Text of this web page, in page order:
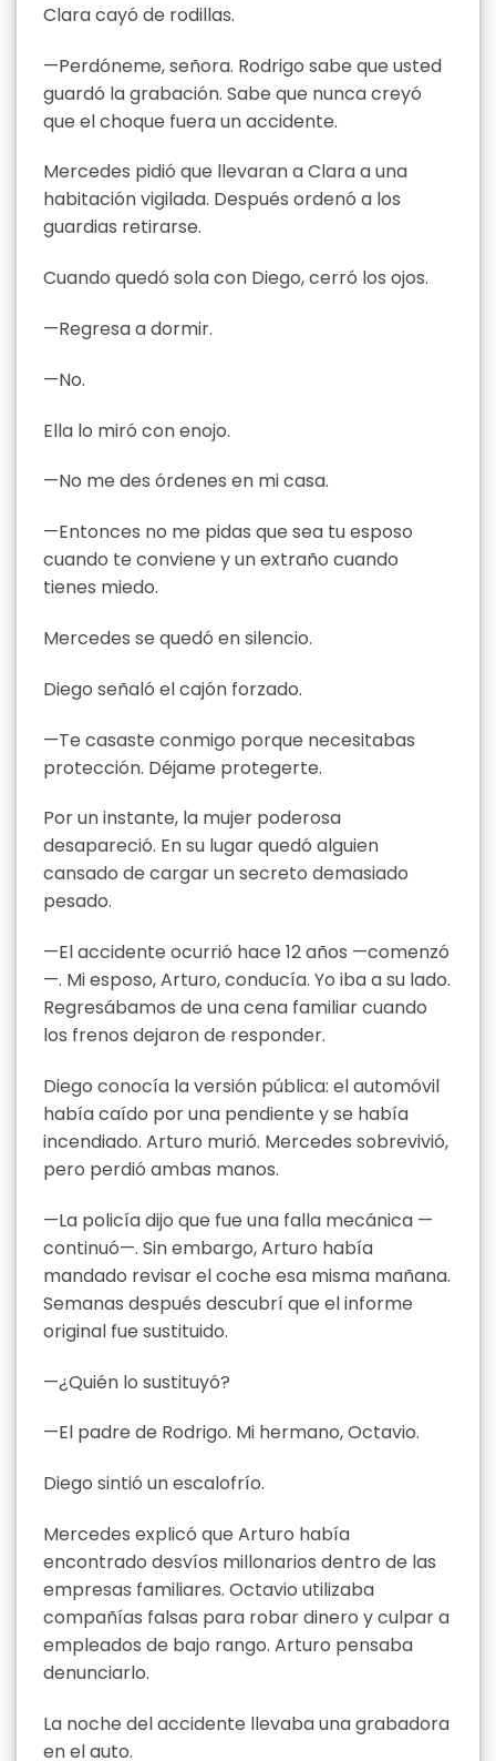
Clara cayó de rodillas.
—Perdóneme, señora. Rodrigo sabe que usted
guardó la grabación. Sabe que nunca creyó
que el choque fuera un accidente.
Mercedes pidió que llevaran a Clara a una
habitación vigilada. Después ordenó a los
guardias retirarse.
Cuando quedó sola con Diego, cerró los ojos.
—Regresa a dormir.
—No.
Ella lo miró con enojo.
—No me des órdenes en mi casa.
—Entonces no me pidas que sea tu esposo
cuando te conviene y un extraño cuando
tienes miedo.
Mercedes se quedó en silencio.
Diego señaló el cajón forzado.
—Te casaste conmigo porque necesitabas
protección. Déjame protegerte.
Por un instante, la mujer poderosa
desapareció. En su lugar quedó alguien
cansado de cargar un secreto demasiado
pesado.
—El accidente ocurrió hace 12 años —comenzó
—. Mi esposo, Arturo, conducía. Yo iba a su lado.
Regresábamos de una cena familiar cuando
los frenos dejaron de responder.
Diego conocía la versión pública: el automóvil
había caído por una pendiente y se había
incendiado. Arturo murió. Mercedes sobrevivió,
pero perdió ambas manos.
—La policía dijo que fue una falla mecánica —
continuó—. Sin embargo, Arturo había
mandado revisar el coche esa misma mañana.
Semanas después descubrí que el informe
original fue sustituido.
—¿Quién lo sustituyó?
—El padre de Rodrigo. Mi hermano, Octavio.
Diego sintió un escalofrío.
Mercedes explicó que Arturo había
encontrado desvíos millonarios dentro de las
empresas familiares. Octavio utilizaba
compañías falsas para robar dinero y culpar a
empleados de bajo rango. Arturo pensaba
denunciarlo.
La noche del accidente llevaba una grabadora
en el auto.